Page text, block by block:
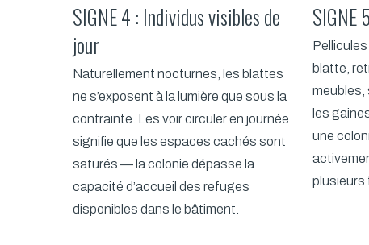
SIGNE 4 : Individus visibles de
jour
Naturellement nocturnes, les blattes
ne s’exposent à la lumière que sous la
contrainte. Les voir circuler en journée
signifie que les espaces cachés sont
saturés — la colonie dépasse la
capacité d’accueil des refuges
disponibles dans le bâtiment.
SIGNE
blatte,
meubles,
les
une
plusieurs